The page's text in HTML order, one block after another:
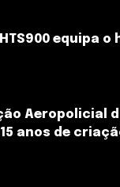
equipa
Aeropolicial
anos de